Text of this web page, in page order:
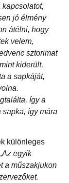
kapcsolatot,
jó élmény
átélni, hogy
velem,
sztorimat
kiderült,
a sapkáját,
így a
sapka, így mára
különleges
„Az egyik
a műszakjukon